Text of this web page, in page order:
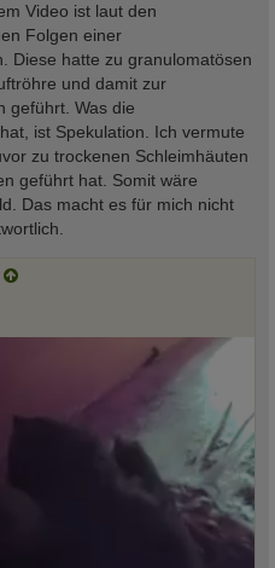
Video ist laut den
Folgen einer
Diese hatte zu granulomatösen
und damit zur
geführt. Was die
ist Spekulation. Ich vermute
zu trockenen Schleimhäuten
geführt hat. Somit wäre
Das macht es für mich nicht